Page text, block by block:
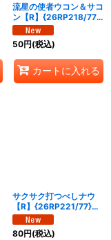
流星の使者ウコン＆サコ
ン【R】{26RP218/77}
《火》
50円(税込)
カートに入れる
サクサク打つべしナウ
【R】{26RP221/77}
《自然》
80円(税込)